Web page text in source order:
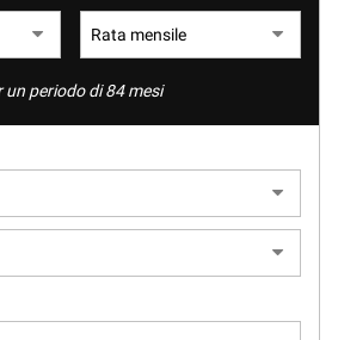
periodo di 84 mesi